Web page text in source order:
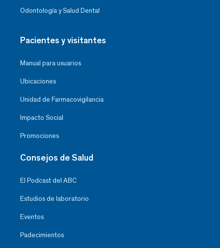
Odontología y Salud Dental
Pacientes y visitantes
Manual para usuarios
Ubicaciones
Unidad de Farmacovigilancia
Impacto Social
Promociones
Consejos de Salud
El Podcast del ABC
Estudios de laboratorio
Eventos
Padecimientos